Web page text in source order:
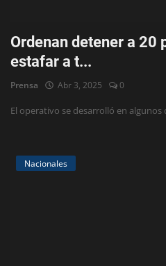
Ordenan detener a 20
estafar a t...
Prensa Abr 3, 2025 0
El operativo se desarrolló en algunos
Nacionales